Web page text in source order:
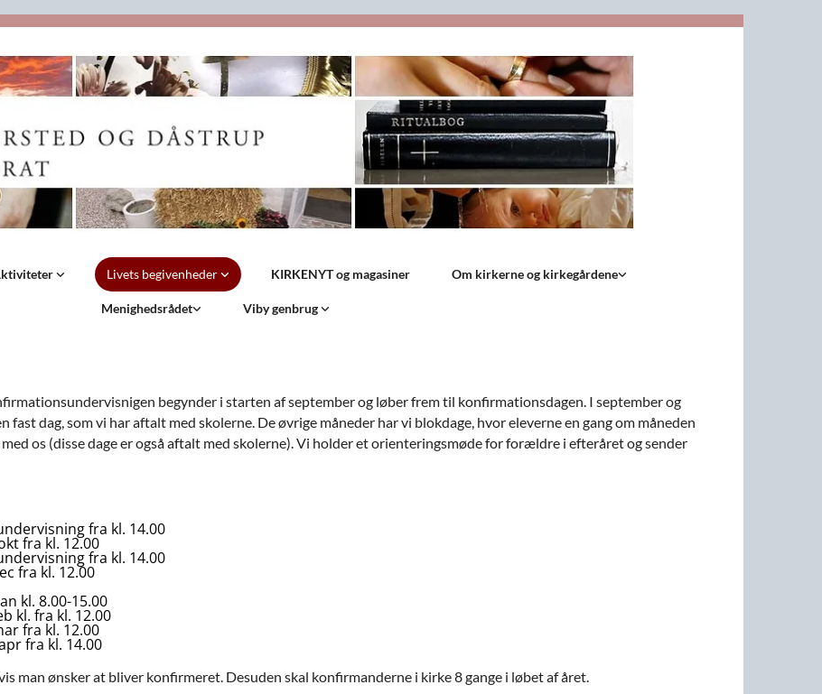
Livets begivenheder KIRKENYT og magasiner Om kirkerne og kirkegårdene
Menighedsrådet Viby genbrug
begynder i starten af september og løber frem til konfirmationsdagen. I september og
fast dag, som vi har aftalt med skolerne. De øvrige måneder har vi blokdage, hvor eleverne en gang om måneden
os (disse dage er også aftalt med skolerne). Vi holder et orienteringsmøde for forældre i efteråret og sender
fra kl. 14.00
kl. 12.00
fra kl. 14.00
kl. 12.00
8.00-15.00
fra kl. 12.00
kl. 12.00
kl. 14.00
man ønsker at bliver konfirmeret. Desuden skal konfirmanderne i kirke 8 gange i løbet af året.